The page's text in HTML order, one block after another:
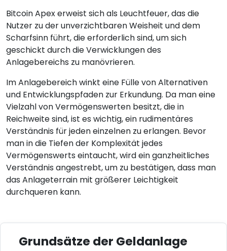
Bitcoin Apex erweist sich als Leuchtfeuer, das die
Nutzer zu der unverzichtbaren Weisheit und dem
Scharfsinn führt, die erforderlich sind, um sich
geschickt durch die Verwicklungen des
Anlagebereichs zu manövrieren.
Im Anlagebereich winkt eine Fülle von Alternativen
und Entwicklungspfaden zur Erkundung. Da man eine
Vielzahl von Vermögenswerten besitzt, die in
Reichweite sind, ist es wichtig, ein rudimentäres
Verständnis für jeden einzelnen zu erlangen. Bevor
man in die Tiefen der Komplexität jedes
Vermögenswerts eintaucht, wird ein ganzheitliches
Verständnis angestrebt, um zu bestätigen, dass man
das Anlageterrain mit größerer Leichtigkeit
durchqueren kann.
Grundsätze der Geldanlage